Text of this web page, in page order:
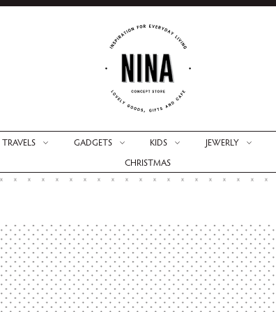
TRAVELS GADGETS KIDS JEWERLY
CHRISTMAS